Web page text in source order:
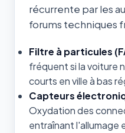
récurrente par les
forums techniques
Filtre à particules
fréquent si la voiture
courts en ville à bas
Capteurs
Oxydation des
entraînant l'allumage